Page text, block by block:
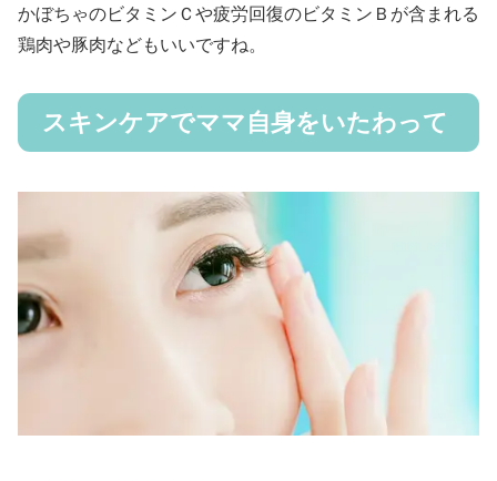
かぼちゃのビタミンＣや疲労回復のビタミンＢが含まれる
鶏肉や豚肉などもいいですね。
スキンケアでママ自身をいたわって